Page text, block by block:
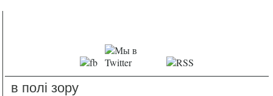
в полі зору